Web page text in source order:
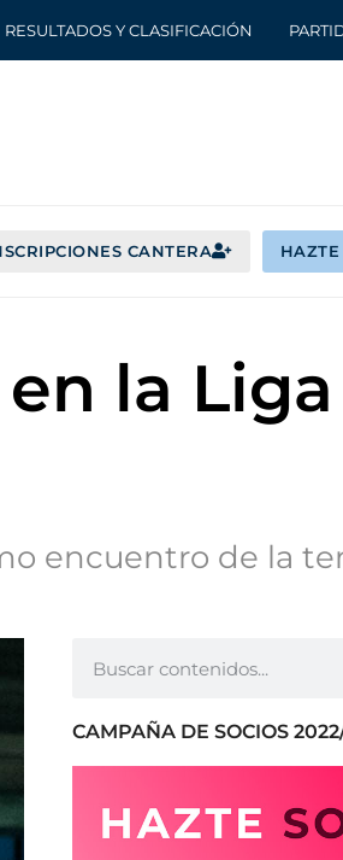
RESULTADOS Y CLASIFICACIÓN
CANTERA HAZTE
la Liga
encuentro de la
CAMPAÑA DE SOCIOS